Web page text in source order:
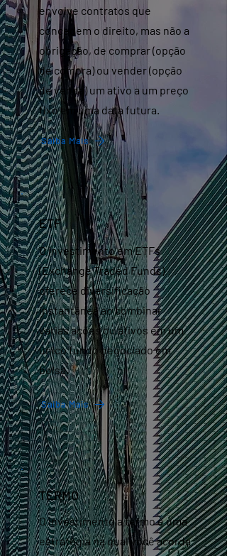
envolve contratos que
concedem o direito, mas não a
obrigação, de comprar (opção
de compra) ou vender (opção
de venda) um ativo a um preço
fixo em uma data futura.
Saiba Mais
ETF
O investimento em ETFs
(Exchange Traded Funds)
oferece diversificação
instantânea ao combinar
várias ações ou ativos em um
único fundo negociado em
bolsa.
Saiba Mais
TERMO
O investimento a termo é uma
estratégia na qual você acorda